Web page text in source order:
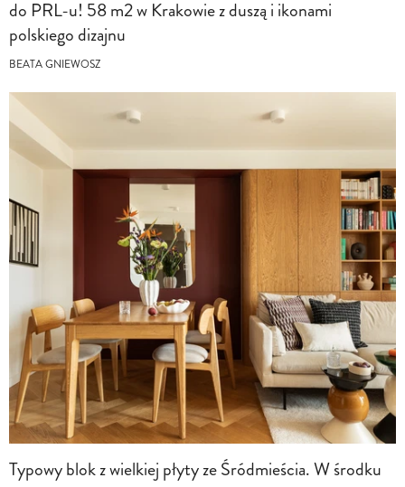
Tak wygląda mieszkanie zaprojektowane z sentymentu
do PRL-u! 58 m2 w Krakowie z duszą i ikonami
polskiego dizajnu
BEATA GNIEWOSZ